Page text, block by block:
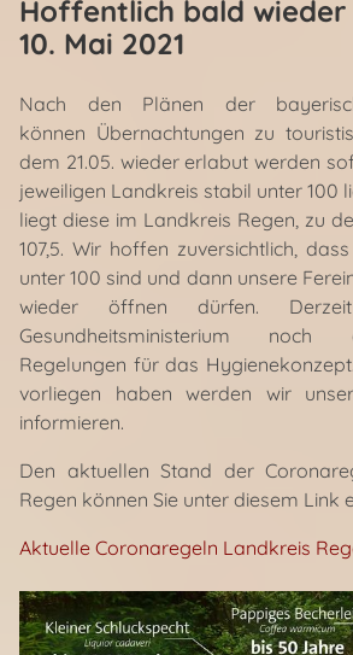
Hoffentlich bald wieder
10. Mai 2021
Nach den Plänen der
können Übernachtungen zu
dem 21.05. wieder erlabut werden
jeweiligen Landkreis stabil unter 100
liegt diese im Landkreis Regen, zu
107,5. Wir hoffen zuversichtlich,
unter 100 sind und dann unsere
wieder öffnen dürfen.
Gesundheitsministerium
Regelungen für das
vorliegen haben werden wir
informieren.
Den aktuellen Stand der
Regen können Sie unter diesem Link
Aktuelle Coronaregeln Landkreis